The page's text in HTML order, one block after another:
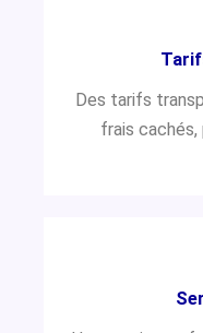
Des tarifs
frais